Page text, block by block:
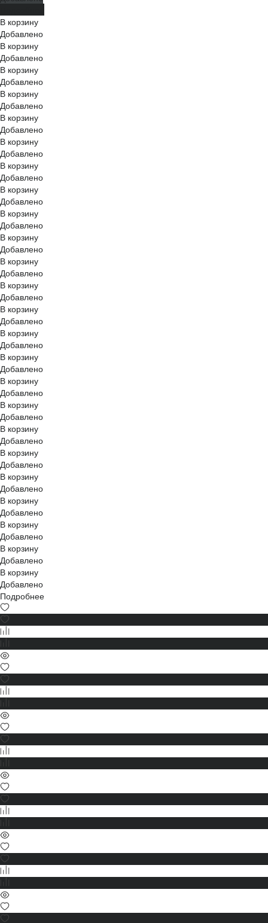
В корзину
Добавлено
В корзину
Добавлено
В корзину
Добавлено
В корзину
Добавлено
В корзину
Добавлено
В корзину
Добавлено
В корзину
Добавлено
В корзину
Добавлено
В корзину
Добавлено
В корзину
Добавлено
В корзину
Добавлено
В корзину
Добавлено
В корзину
Добавлено
В корзину
Добавлено
В корзину
Добавлено
В корзину
Добавлено
В корзину
Добавлено
В корзину
Добавлено
В корзину
Добавлено
В корзину
Добавлено
В корзину
Добавлено
В корзину
Добавлено
В корзину
Добавлено
В корзину
Добавлено
Подробнее